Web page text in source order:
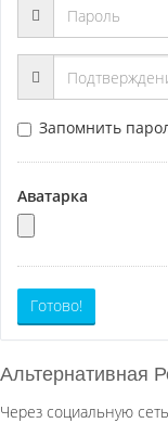
Запомнить
Аватарка
Готово!
Альтернативная
Через социальную